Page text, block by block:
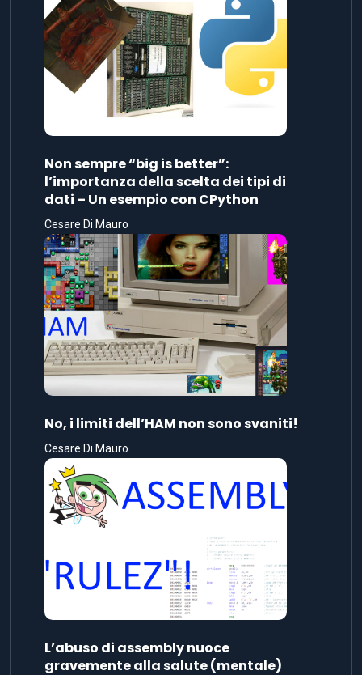
Non sempre “big is better”:
l’importanza della scelta dei tipi di
dati – Un esempio con CPython
Cesare Di Mauro
No, i limiti dell’HAM non sono svaniti!
Cesare Di Mauro
L’abuso di assembly nuoce
gravemente alla salute (mentale)